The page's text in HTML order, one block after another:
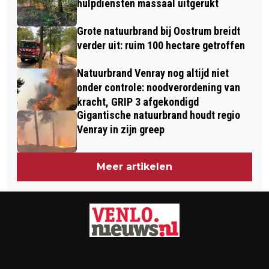
hulpdiensten massaal uitgerukt
Grote natuurbrand bij Oostrum breidt
verder uit: ruim 100 hectare getroffen
Natuurbrand Venray nog altijd niet
onder controle: noodverordening van
kracht, GRIP 3 afgekondigd
Gigantische natuurbrand houdt regio
Venray in zijn greep
Meer artikelen